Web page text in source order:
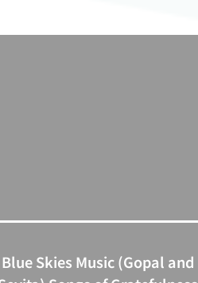
Blue Skies Music (Gopal and